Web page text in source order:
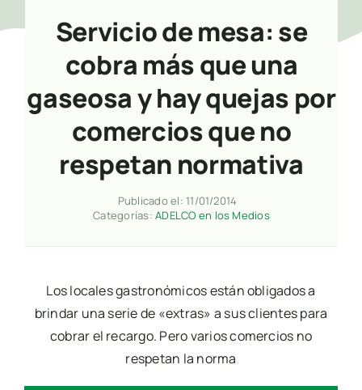
Incidencia
Comunicación
Contacto
Servicio de mesa: se
cobra más que una
gaseosa y hay quejas por
comercios que no
respetan normativa
Publicado el: 11/01/2014
Categorías:ADELCO en los Medios
Los locales gastronómicos están obligados a
brindar una serie de «extras» a sus clientes para
cobrar el recargo. Pero varios comercios no
respetan la norma